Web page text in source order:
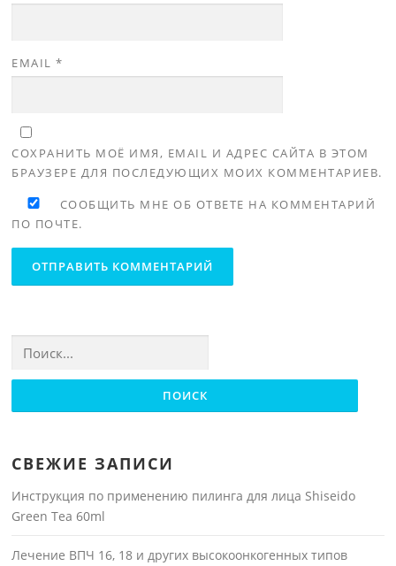
EMAIL*
СОХРАНИТЬ МОЁ ИМЯ, EMAIL И АДРЕС САЙТА В ЭТОМ
БРАУЗЕРЕ ДЛЯ ПОСЛЕДУЮЩИХ МОИХ КОММЕНТАРИЕВ.
СООБЩИТЬ МНЕ ОБ ОТВЕТЕ НА КОММЕНТАРИЙ
ПО ПОЧТЕ.
СВЕЖИЕ ЗАПИСИ
Инструкция по применению пилинга для лица Shiseido
Green Tea 60ml
Лечение ВПЧ 16, 18 и других высокоонкогенных типов